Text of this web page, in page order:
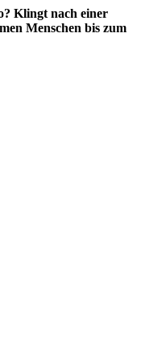
Klingt nach einer
Menschen bis zum